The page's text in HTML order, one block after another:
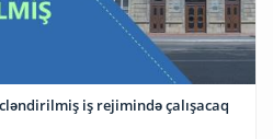
iş rejimində çalışacaq